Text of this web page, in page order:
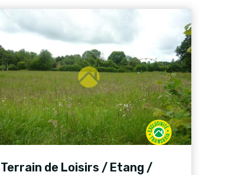
Terrain de Loisirs / Etang /